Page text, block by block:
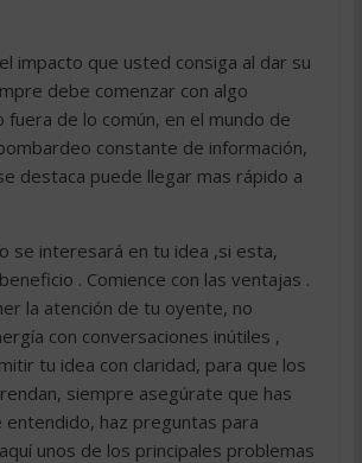
impacto que usted consiga al dar su
debe comenzar con algo
fuera de lo común, en el mundo de
constante de información,
destaca puede llegar mas rápido a
se interesará en tu idea ,si esta,
. Comience con las ventajas .
la atención de tu oyente, no
con conversaciones inútiles ,
tu idea con claridad, para que los
siempre asegúrate que has
haz preguntas para
unos de los principales problemas